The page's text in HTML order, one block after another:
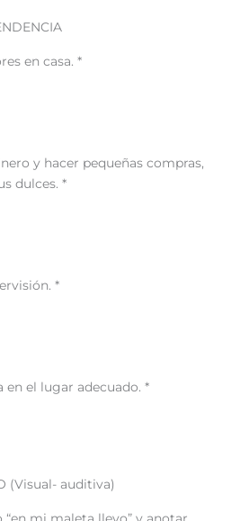
en casa. *
y hacer pequeñas compras,
dulces. *
*
en el lugar adecuado. *
(Visual- auditiva)